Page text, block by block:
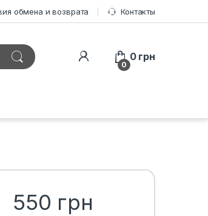
обмена и возврата Контакты
0
0 грн
550 грн